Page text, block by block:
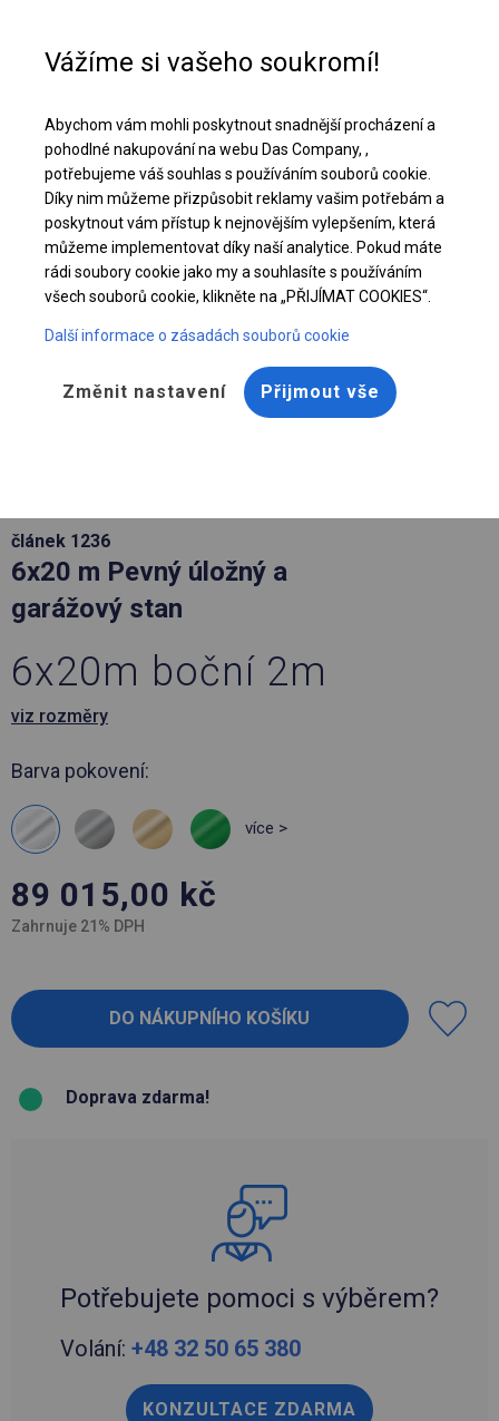
Stáhněte si nabídku PDF
článek 1236
6x20 m Pevný úložný a
garážový stan
6x20m boční 2m
viz rozměry
Barva pokovení:
více >
89 015,00 kč
Zahrnuje 21% DPH
Doprava zdarma!
Potřebujete pomoci s výběrem?
Volání: +48 32 50 65 380
KONZULTACE ZDARMA
Vážíme si vašeho soukromí!
Abychom vám mohli poskytnout snadnější procházení a
pohodlné nakupování na webu Das Company, ,
potřebujeme váš souhlas s používáním souborů cookie.
Díky nim můžeme přizpůsobit reklamy vašim potřebám a
poskytnout vám přístup k nejnovějším vylepšením, která
můžeme implementovat díky naší analytice. Pokud máte
rádi soubory cookie jako my a souhlasíte s používáním
všech souborů cookie, klikněte na „PŘIJÍMAT COOKIES“.
Další informace o zásadách souborů cookie
Změnit nastavení Přijmout vše